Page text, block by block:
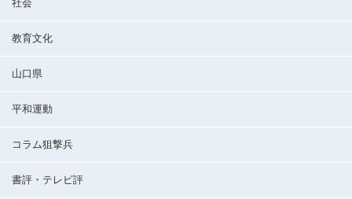
社会
教育文化
山口県
平和運動
コラム狙撃兵
書評・テレビ評